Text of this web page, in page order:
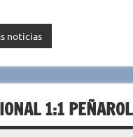
noticias
1:1 PEÑAROL